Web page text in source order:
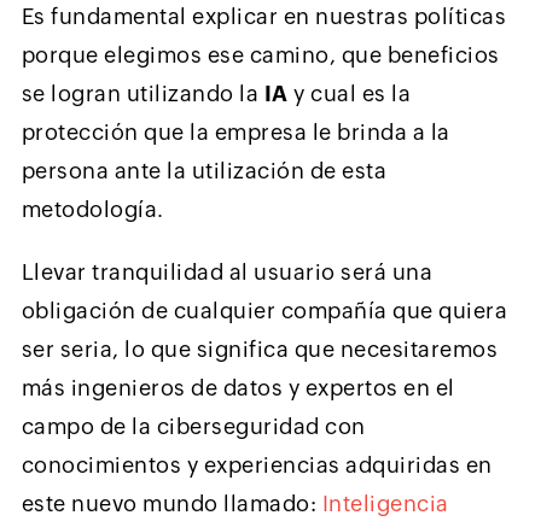
Es fundamental explicar en nuestras políticas
porque elegimos ese camino, que beneficios
se logran utilizando la IA y cual es la
protección que la empresa le brinda a la
persona ante la utilización de esta
metodología.
Llevar tranquilidad al usuario será una
obligación de cualquier compañía que quiera
ser seria, lo que significa que necesitaremos
más ingenieros de datos y expertos en el
campo de la ciberseguridad con
conocimientos y experiencias adquiridas en
este nuevo mundo llamado: Inteligencia